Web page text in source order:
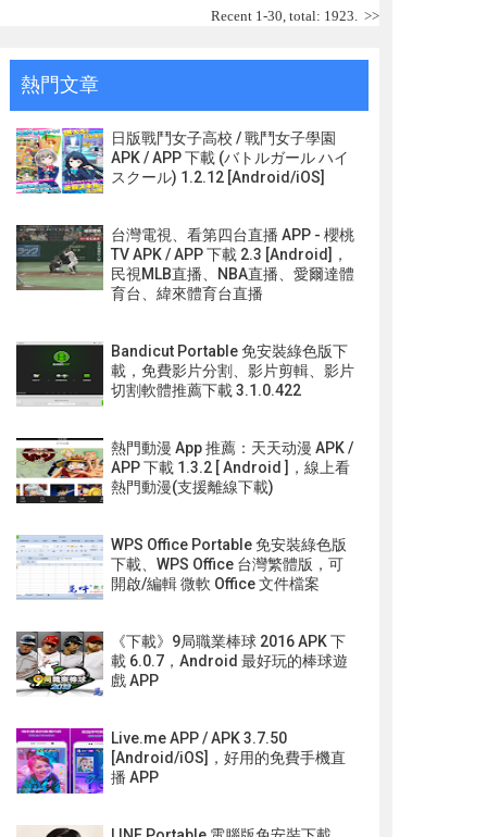
Recent 1-30, total: 1923. >>
熱門文章
日版戰鬥女子高校 / 戰鬥女子學園
APK / APP 下載 (バトルガール ハイ
スクール) 1.2.12 [Android/iOS]
台灣電視、看第四台直播 APP - 櫻桃
TV APK / APP 下載 2.3 [Android]，
民視MLB直播、NBA直播、愛爾達體
育台、緯來體育台直播
Bandicut Portable 免安裝綠色版下
載，免費影片分割、影片剪輯、影片
切割軟體推薦下載 3.1.0.422
熱門動漫 App 推薦：天天动漫 APK /
APP 下載 1.3.2 [ Android ]，線上看
熱門動漫(支援離線下載)
WPS Office Portable 免安裝綠色版
下載、WPS Office 台灣繁體版，可
開啟/編輯 微軟 Office 文件檔案
《下載》9局職業棒球 2016 APK 下
載 6.0.7，Android 最好玩的棒球遊
戲 APP
Live.me APP / APK 3.7.50
[Android/iOS]，好用的免費手機直
播 APP